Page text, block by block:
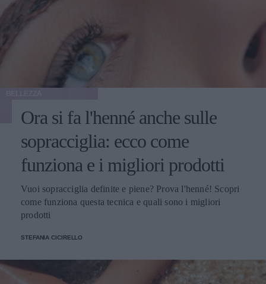
Ora si fa l'henné anche sulle
sopracciglia: ecco come
funziona e i migliori prodotti
Vuoi sopracciglia definite e piene? Prova l'henné! Scopri
come funziona questa tecnica e quali sono i migliori
prodotti
STEFANIA CICIRELLO